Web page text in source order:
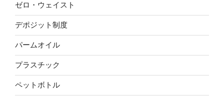
ゼロ・ウェイスト
デポジット制度
パームオイル
プラスチック
ペットボトル